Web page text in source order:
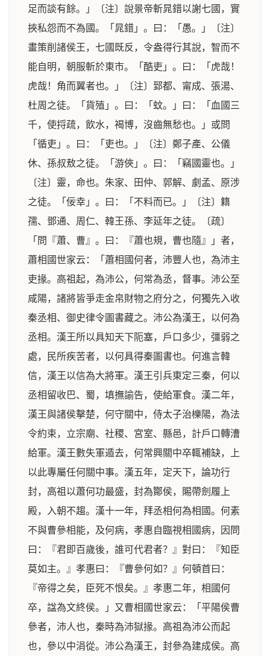
足而談有餘。」
〔注〕說景帝斬晁錯以謝七國，實
挾私怨而不為國。
「晁錯」。曰：「愚。」
〔注〕
畫策削諸侯王，七國既反，令盎得行其說，智而不
能自明，朝服斬於東市。
「酷吏」。曰：「虎哉！
虎哉！角而翼者也。」
〔注〕郅都、甯成、張湯、
杜周之徒。
「貨殖」。曰：「蚊。」曰：「血國三
千，使捋疏，飲水，褐博，沒齒無愁也。」或問
「循吏」。曰：「吏也。」
〔注〕鄭子產、公儀
休、孫叔敖之徒。
「游俠」。曰：「竊國靈也。」
〔注〕靈，命也。朱家、田仲、郭解、劇孟、原涉
之徒。
「佞幸」。曰：「不料而已。」
〔注〕籍
孺、鄧通、周仁、韓王孫、李延年之徒。〔疏〕
「問『蕭、曹』。曰：『蕭也規，曹也隨』」者，
蕭相國世家云：「蕭相國何者，沛豐人也，為沛主
吏掾。高祖起，為沛公，何常為丞，督事。沛公至
咸陽，諸將皆爭走金帛財物之府分之，何獨先入收
秦丞相、御史律令圖書藏之。沛公為漢王，以何為
丞相。漢王所以具知天下阨塞，戶口多少，彊弱之
處，民所疾苦者，以何具得秦圖書也。何進言韓
信，漢王以信為大將軍。漢王引兵東定三秦，何以
丞相留收巴、蜀，填撫諭告，使給軍食。漢二年，
漢王與諸侯擊楚，何守關中，侍太子治櫟陽，為法
令約束，立宗廟、社稷、宮室、縣邑，計戶口轉漕
給軍。漢王數失軍遁去，何常興關中卒輒補缺，上
以此專屬任何關中事。漢五年，定天下，論功行
封，高祖以蕭何功最盛，封為酇侯，賜帶劍履上
殿，入朝不趨。漢十一年，拜丞相何為相國。何素
不與曹參相能，及何病，孝惠自臨視相國病，因問
曰：『君即百歲後，誰可代君者？』對曰：『知臣
莫如主。』孝惠曰：『曹參何如？』何頓首曰：
『帝得之矣，臣死不恨矣。』孝惠二年，相國何
卒，諡為文終侯。」又曹相國世家云：「平陽侯曹
參者，沛人也，秦時為沛獄掾。高祖為沛公而起
也，參以中涓從。沛公為漢王，封參為建成侯。高